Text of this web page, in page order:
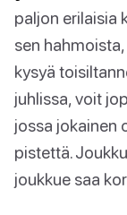
paljon erilaisia
sen
kysyä
juhlissa, voit
jossa jokainen
pistettä.
joukkue saa